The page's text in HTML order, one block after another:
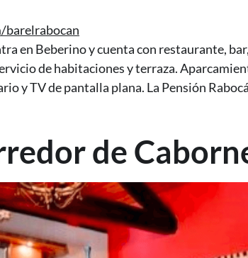
en Beberino y cuenta con restaurante,
de habitaciones y terraza.
y TV de pantalla plana. La Pensión
de